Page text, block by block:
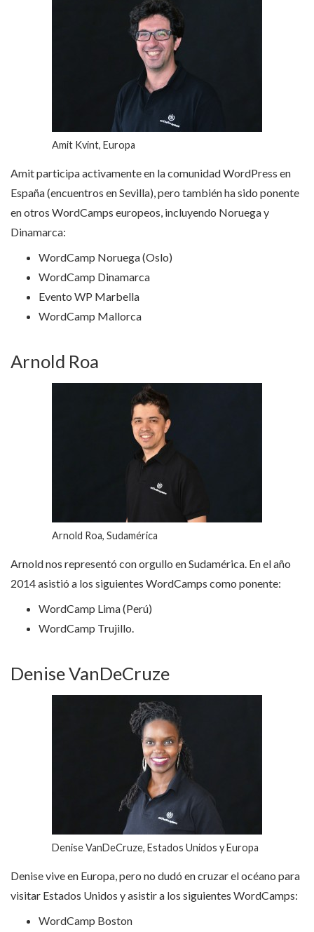
Amit Kvint, Europa
Amit participa activamente en la comunidad WordPress en
España (encuentros en Sevilla), pero también ha sido ponente
en otros WordCamps europeos, incluyendo Noruega y
Dinamarca:
WordCamp Noruega (Oslo)
WordCamp Dinamarca
Evento WP Marbella
WordCamp Mallorca
Arnold Roa
Arnold Roa, Sudamérica
Arnold nos representó con orgullo en Sudamérica. En el año
2014 asistió a los siguientes WordCamps como ponente:
WordCamp Lima (Perú)
WordCamp Trujillo.
Denise VanDeCruze
Denise VanDeCruze, Estados Unidos y Europa
Denise vive en Europa, pero no dudó en cruzar el océano para
visitar Estados Unidos y asistir a los siguientes WordCamps:
WordCamp Boston